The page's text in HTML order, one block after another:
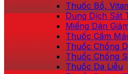
Thuốc Bổ,
Dung Dịch Sát
Miếng Dán
Thuốc Cầm
Thuốc Chống
Thuốc Chống
Thuốc Da Liễu